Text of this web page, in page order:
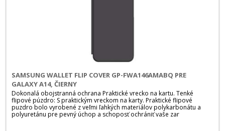
SAMSUNG WALLET FLIP COVER GP-FWA146AMABQ PRE
GALAXY A14, ČIERNY
Dokonalá obojstranná ochrana Praktické vrecko na kartu. Tenké
flipové púzdro: S praktickým vreckom na karty. Praktické flipové
puzdro bolo vyrobené z veľmi ľahkých materiálov polykarbonátu a
polyuretánu pre pevný úchop a schoposť ochrániť vaše zar